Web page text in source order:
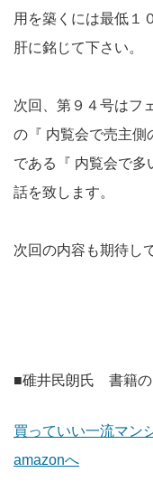
用を築くには最低１
肝に銘じて下さい。
次回、第９４号はフ
の『 内覧会で売主側
である『 内覧会で多
話を致します。
次回の内容も期待し
■碓井民朗氏 書籍の
買っていい一流マン
amazonへ